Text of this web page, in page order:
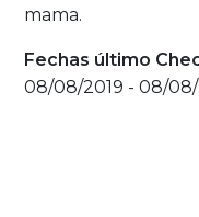
mama.
Fechas último
08/08/2019 - 08/08/